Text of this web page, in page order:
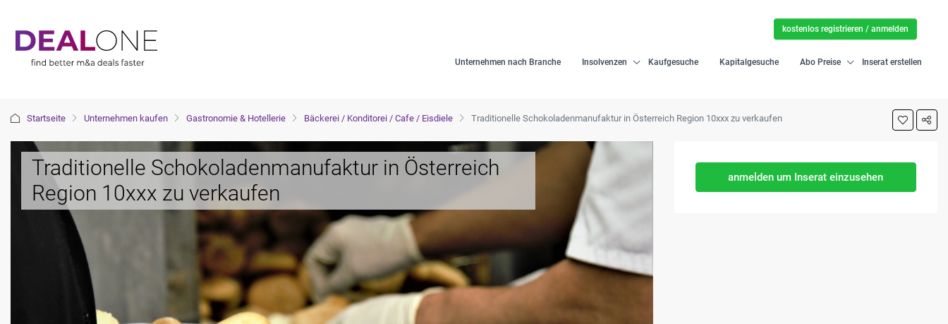
Unternehmen nach Branche Insolvenzen Kaufgesuche Kapitalgesuche Abo Preise Inserat erstellen
kostenlos registrieren / anmelden
Startseite Unternehmen kaufen Gastronomie & Hotellerie Bäckerei / Konditorei / Cafe / Eisdiele Traditionelle Schokoladenmanufaktur in Österreich Region 10xxx zu verkaufen
Traditionelle Schokoladenmanufaktur in Österreich
Region 10xxx zu verkaufen
anmelden um Inserat einzusehen